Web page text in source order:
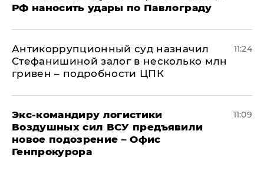
РФ наносить удары по Павлограду
Антикоррупционный суд назначил
Стефанишиной залог в несколько млн
гривен – подробности ЦПК
11:24
Экс-командиру логистики
Воздушных сил ВСУ предъявили
новое подозрение – Офис
Генпрокурора
11:09